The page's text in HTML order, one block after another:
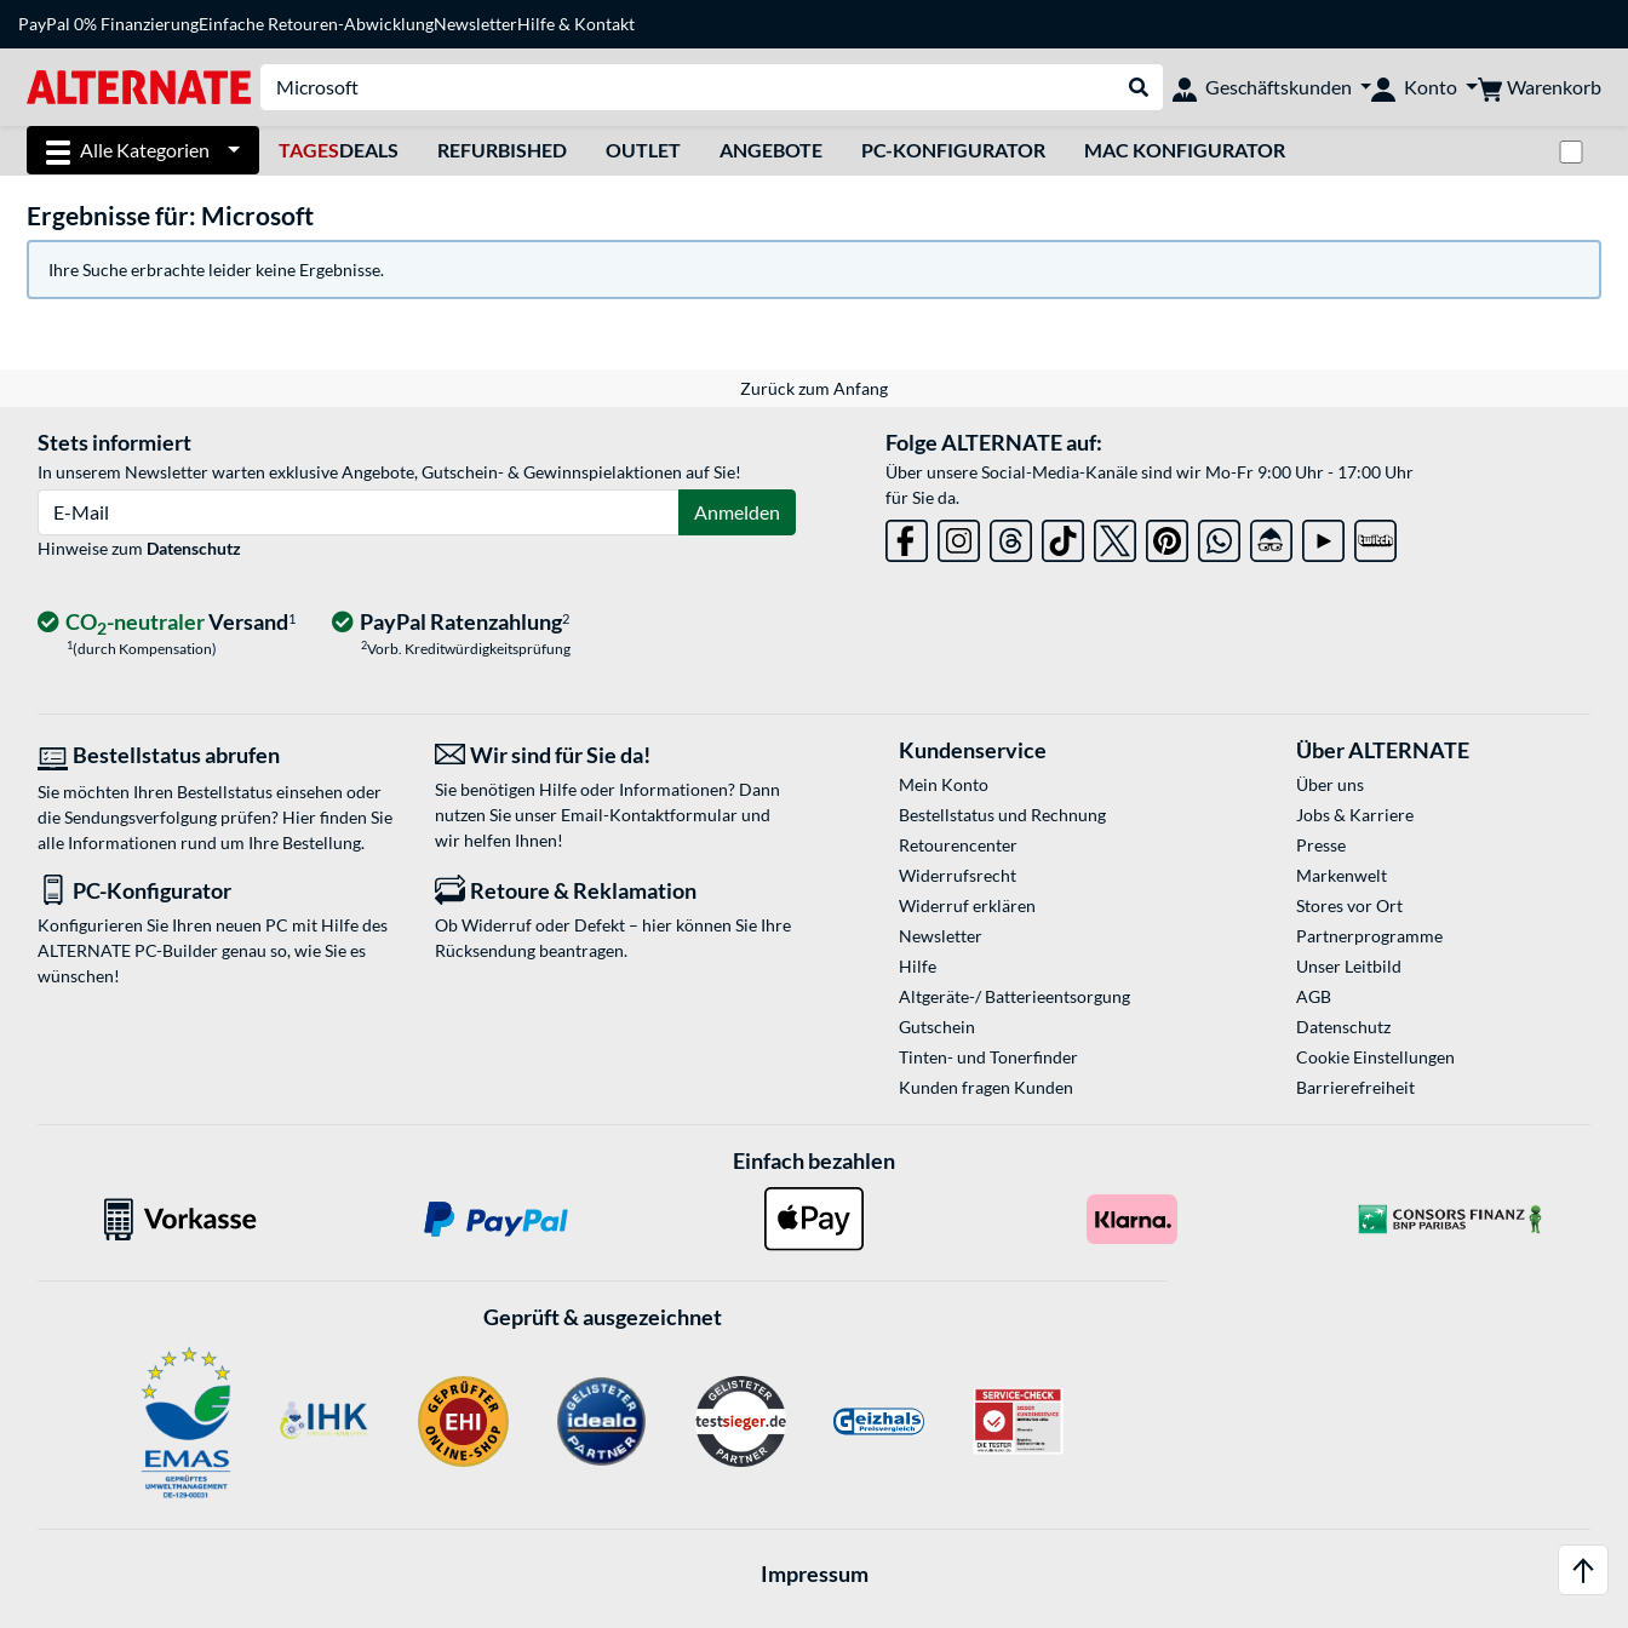
PayPal 0% FinanzierungEinfache Retouren-AbwicklungNewsletterHilfe& Kontakt
Suche durchführen
Geschäftskunden Konto Warenkorb
Alle Kategorien TAGESDEALS REFURBISHED OUTLET ANGEBOTE PC-KONFIGURATOR MAC KONFIGURATOR
Ergebnisse für: Microsoft
Ihre Suche erbrachte leider keine Ergebnisse.
Zurück zum Anfang
Stets informiert
In unserem Newsletter warten exklusive Angebote, Gutschein- & Gewinnspielaktionen auf Sie!
Anmelden
Hinweise zum Datenschutz
Folge ALTERNATE auf:
Über unsere Social-Media-Kanäle sind wir Mo-Fr 9:00 Uhr - 17:00 Uhr
für Sie da.
CO2-neutralerVersand1
1(durch Kompensation)
PayPal Ratenzahlung2
2Vorb. Kreditwürdigkeitsprüfung
Bestellstatus abrufen
Sie möchten Ihren Bestellstatus einsehen oder
die Sendungsverfolgung prüfen? Hier finden Sie
alle Informationen rund um Ihre Bestellung.
Wir sind für Sie da!
Sie benötigen Hilfe oder Informationen? Dann
nutzen Sie unser Email-Kontaktformularund
wir helfen Ihnen!
PC-Konfigurator
Konfigurieren Sie Ihren neuen PC mit Hilfe des
ALTERNATE PC-Builder genau so, wie Sie es
wünschen!
Retoure & Reklamation
Ob Widerruf oder Defekt – hier können Sie Ihre
Rücksendung beantragen.
Kundenservice
Mein Konto
Bestellstatus und Rechnung
Retourencenter
Widerrufsrecht
Widerruf erklären
Newsletter
Hilfe
Altgeräte-/ Batterieentsorgung
Gutschein
Tinten- und Tonerfinder
Kunden fragen Kunden
Über ALTERNATE
Über uns
Jobs & Karriere
Presse
Markenwelt
Stores vor Ort
Partnerprogramme
Unser Leitbild
AGB
Datenschutz
Cookie Einstellungen
Barrierefreiheit
Einfach bezahlen
Geprüft & ausgezeichnet
Impressum